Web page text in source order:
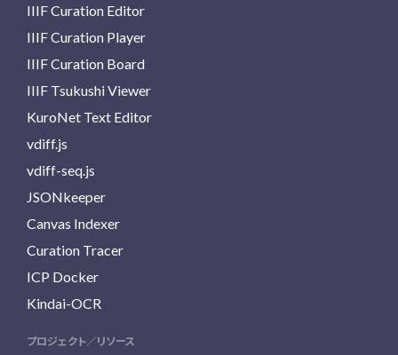
IIIF Curation Editor
IIIF Curation Player
IIIF Curation Board
IIIF Tsukushi Viewer
KuroNet Text Editor
vdiff.js
vdiff-seq.js
JSONkeeper
Canvas Indexer
Curation Tracer
ICP Docker
Kindai-OCR
プロジェクト／リソース